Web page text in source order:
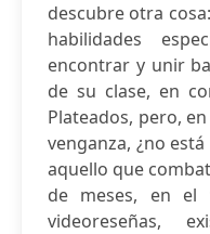
descubre otra
habilidades
encontrar y unir
de su clase, en
Plateados, pero,
venganza, ¿no
aquello que
de meses, en el
videoreseñas,